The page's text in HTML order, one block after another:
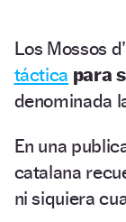
Los Mossos
táctica para
denominada
En una
catalana
ni siquiera